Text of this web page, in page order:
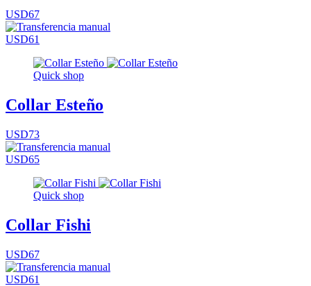
USD67
USD61
Quick shop
Collar Esteño
USD73
USD65
Quick shop
Collar Fishi
USD67
USD61